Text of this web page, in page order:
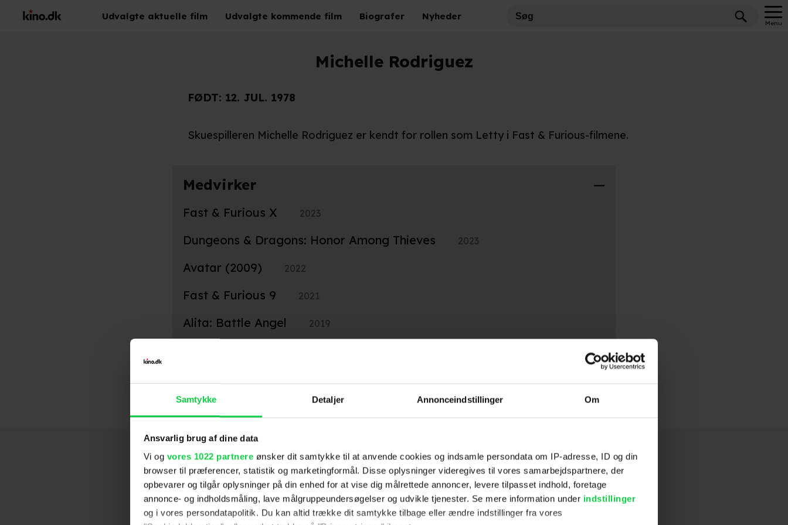
Samtykke Detaljer Annonceindstillinger Om
Ansvarlig brug af dine data
Vi og vores 1022 partnere ønsker dit samtykke til at anvende cookies og indsamle persondata om IP-adresse, ID og din
browser til præferencer, statistik og marketingformål. Disse oplysninger videregives til vores samarbejdspartnere, der
opbevarer og tilgår oplysninger på din enhed for at vise dig målrettede annoncer, levere tilpasset indhold, foretage
annonce- og indholdsmåling, lave målgruppeundersøgelser og udvikle tjenester. Se mere information under indstillinger
og i vores persondatapolitik. Du kan altid trække dit samtykke tilbage eller ændre indstillinger fra vores
Udvalgte aktuelle film Udvalgte kommende film Biografer Nyheder
Menu
Michelle Rodriguez
FØDT: 12. JUL. 1978
Skuespilleren Michelle Rodriguez er kendt for rollen som Letty i Fast & Furious-filmene.
Medvirker
Fast & Furious X 2023
Dungeons & Dragons: Honor Among Thieves 2023
Avatar (2009) 2022
Fast & Furious 9 2021
Alita: Battle Angel 2019
Widows 2018
Fast & Furious 8 2017
Fast & Furious 7 2015
Fast & Furious 6 2013
World Invasion: Battle Los Angeles 2011
Machete 2010
Avatar 3D - Special Edition 2010
Avatar 2D 2009
Fast & Furious 2009
S.W.A.T. 2004
Blue Crush 2004
Resident Evil 2002
Girlfight 2001
Hold dig opdateret
Send
Ved tilmelding accepterer jeg